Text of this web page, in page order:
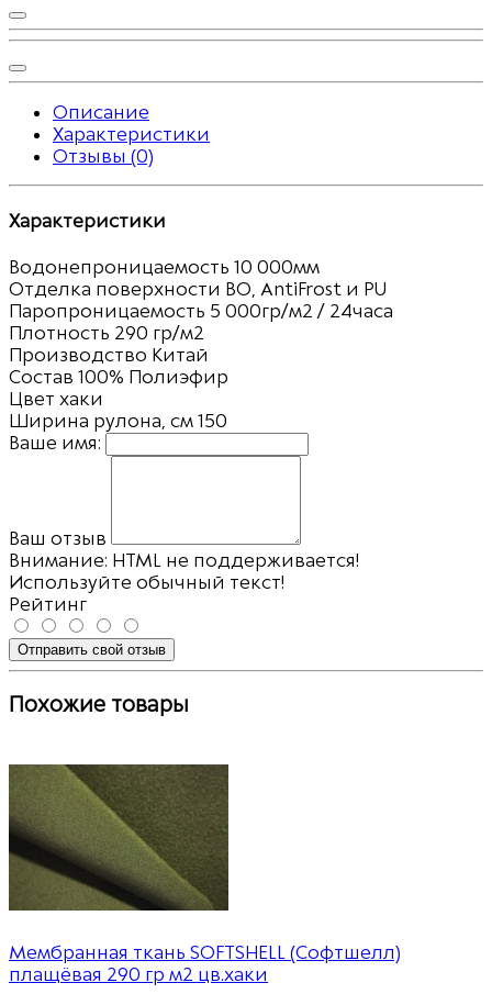
Описание
Характеристики
Отзывы (0)
Характеристики
Водонепроницаемость 10 000мм
Отделка поверхности BO, AntiFrost и PU
Паропроницаемость 5 000гр/м2 / 24часа
Плотность 290 гр/м2
Производство Китай
Состав 100% Полиэфир
Цвет хаки
Ширина рулона, см 150
Ваше имя:
Ваш отзыв
Внимание: HTML не поддерживается!
Используйте обычный текст!
Рейтинг
Отправить свой отзыв
Похожие товары
Мембранная ткань SOFTSHELL (Софтшелл)
плащёвая 290 гр м2 цв.хаки